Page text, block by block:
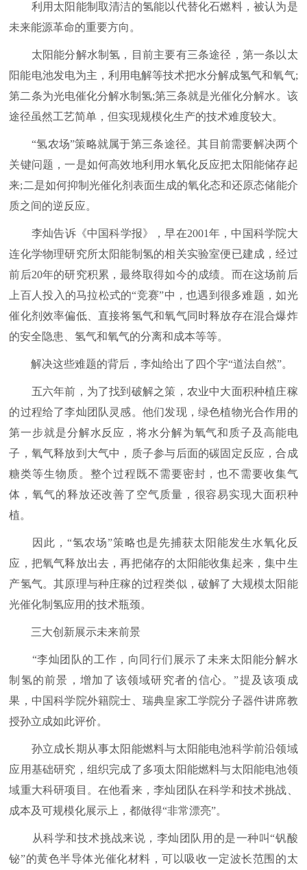
利用太阳能制取清洁的氢能以代替化石燃料，被认为是
未来能源革命的重要方向。
太阳能分解水制氢，目前主要有三条途径，第一条以太
阳能电池发电为主，利用电解等技术把水分解成氢气和氧气;
第二条为光电催化分解水制氢;第三条就是光催化分解水。该
途径虽然工艺简单，但实现规模化生产的技术难度较大。
“氢农场”策略就属于第三条途径。其目前需要解决两个
关键问题，一是如何高效地利用水氧化反应把太阳能储存起
来;二是如何抑制光催化剂表面生成的氧化态和还原态储能介
质之间的逆反应。
李灿告诉《中国科学报》，早在2001年，中国科学院大
连化学物理研究所太阳能制氢的相关实验室便已建成，经过
前后20年的研究积累，最终取得如今的成绩。而在这场前后
上百人投入的马拉松式的“竞赛”中，也遇到很多难题，如光
催化剂效率偏低、直接将氢气和氧气同时释放存在混合爆炸
的安全隐患、氢气和氧气的分离和成本等等。
解决这些难题的背后，李灿给出了四个字“道法自然”。
五六年前，为了找到破解之策，农业中大面积种植庄稼
的过程给了李灿团队灵感。他们发现，绿色植物光合作用的
第一步就是分解水反应，将水分解为氧气和质子及高能电
子，氧气释放到大气中，质子参与后面的碳固定反应，合成
糖类等生物质。整个过程既不需要密封，也不需要收集气
体，氧气的释放还改善了空气质量，很容易实现大面积种
植。
因此，“氢农场”策略也是先捕获太阳能发生水氧化反
应，把氧气释放出去，再把储存的太阳能收集起来，集中生
产氢气。其原理与种庄稼的过程类似，破解了大规模太阳能
光催化制氢应用的技术瓶颈。
三大创新展示未来前景
“李灿团队的工作，向同行们展示了未来太阳能分解水
制氢的前景，增加了该领域研究者的信心。”提及该项成
果，中国科学院外籍院士、瑞典皇家工学院分子器件讲席教
授孙立成如此评价。
孙立成长期从事太阳能燃料与太阳能电池科学前沿领域
应用基础研究，组织完成了多项太阳能燃料与太阳能电池领
域重大科研项目。在他看来，李灿团队在科学和技术挑战、
成本及可规模化展示上，都做得“非常漂亮”。
从科学和技术挑战来说，李灿团队用的是一种叫“钒酸
铋”的黄色半导体光催化材料，可以吸收一定波长范围的太